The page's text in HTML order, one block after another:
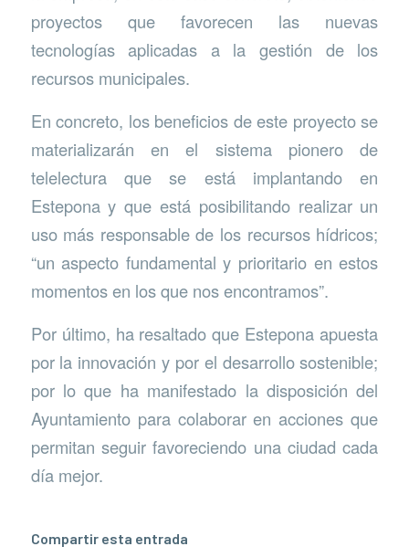
proyectos que favorecen las nuevas
tecnologías aplicadas a la gestión de los
recursos municipales.
En concreto, los beneficios de este proyecto se
materializarán en el sistema pionero de
telelectura que se está implantando en
Estepona y que está posibilitando realizar un
uso más responsable de los recursos hídricos;
“un aspecto fundamental y prioritario en estos
momentos en los que nos encontramos”.
Por último, ha resaltado que Estepona apuesta
por la innovación y por el desarrollo sostenible;
por lo que ha manifestado la disposición del
Ayuntamiento para colaborar en acciones que
permitan seguir favoreciendo una ciudad cada
día mejor.
Compartir esta entrada